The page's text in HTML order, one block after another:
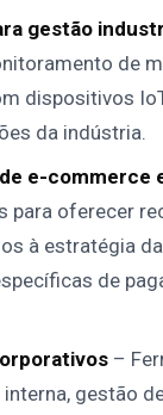
gestão
de
dispositivos
da indústria.
e-commerce
para oferecer
à estratégia
de
–
gestão